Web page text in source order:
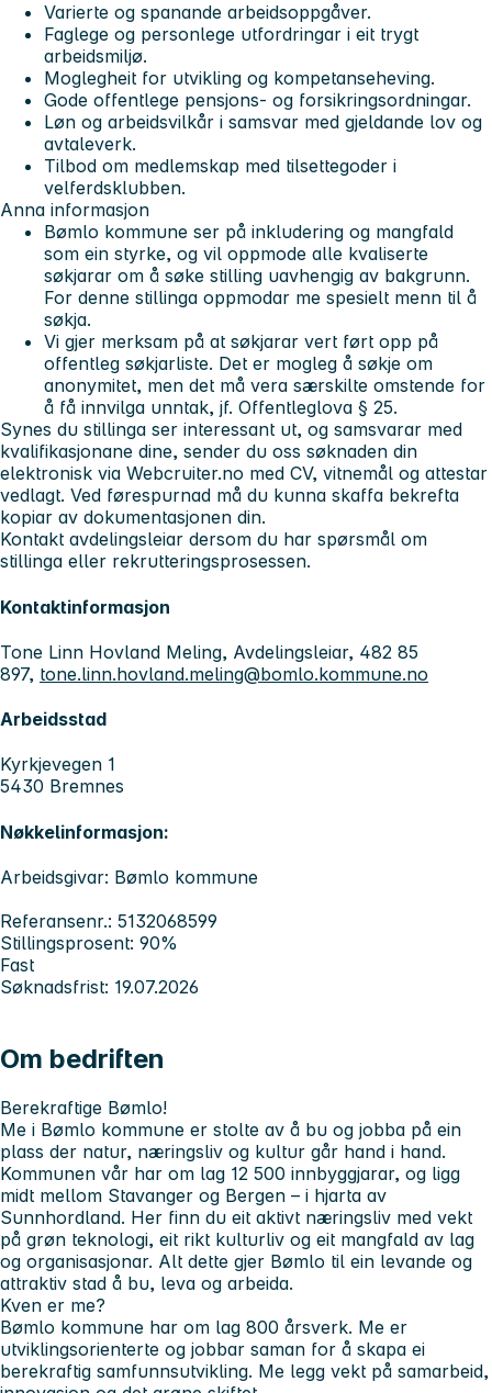
Varierte og spanande arbeidsoppgåver.
Faglege og personlege utfordringar i eit trygt
arbeidsmiljø.
Moglegheit for utvikling og kompetanseheving.
Gode offentlege pensjons- og forsikringsordningar.
Løn og arbeidsvilkår i samsvar med gjeldande lov og
avtaleverk.
Tilbod om medlemskap med tilsettegoder i
velferdsklubben.
Anna informasjon
Bømlo kommune ser på inkludering og mangfald
som ein styrke, og vil oppmode alle kvaliserte
søkjarar om å søke stilling uavhengig av bakgrunn.
For denne stillinga oppmodar me spesielt menn til å
søkja.
Vi gjer merksam på at søkjarar vert ført opp på
offentleg søkjarliste. Det er mogleg å søkje om
anonymitet, men det må vera særskilte omstende for
å få innvilga unntak, jf. Offentleglova § 25.
Synes du stillinga ser interessant ut, og samsvarar med
kvalifikasjonane dine, sender du oss søknaden din
elektronisk via Webcruiter.no med CV, vitnemål og attestar
vedlagt. Ved førespurnad må du kunna skaffa bekrefta
kopiar av dokumentasjonen din.
Kontakt avdelingsleiar dersom du har spørsmål om
stillinga eller rekrutteringsprosessen.
Kontaktinformasjon
Tone Linn Hovland Meling, Avdelingsleiar, 482 85
897, tone.linn.hovland.meling@bomlo.kommune.no
Arbeidsstad
Kyrkjevegen 1
5430 Bremnes
Nøkkelinformasjon:
Arbeidsgivar: Bømlo kommune
Referansenr.: 5132068599
Stillingsprosent: 90%
Fast
Søknadsfrist: 19.07.2026
Om bedriften
Berekraftige Bømlo!
Me i Bømlo kommune er stolte av å bu og jobba på ein
plass der natur, næringsliv og kultur går hand i hand.
Kommunen vår har om lag 12 500 innbyggjarar, og ligg
midt mellom Stavanger og Bergen – i hjarta av
Sunnhordland. Her finn du eit aktivt næringsliv med vekt
på grøn teknologi, eit rikt kulturliv og eit mangfald av lag
og organisasjonar. Alt dette gjer Bømlo til ein levande og
attraktiv stad å bu, leva og arbeida.
Kven er me?
Bømlo kommune har om lag 800 årsverk. Me er
utviklingsorienterte og jobbar saman for å skapa ei
berekraftig samfunnsutvikling. Me legg vekt på samarbeid,